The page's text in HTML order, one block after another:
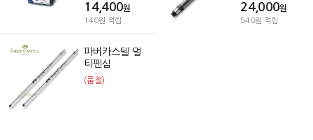
14,400원
140원 적립
24,000원
540원 적립
파버카스텔 멀
티펜심
(품절)